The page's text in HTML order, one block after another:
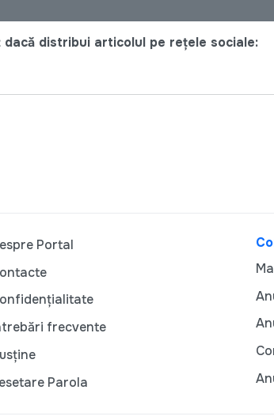
dacă distribui articolul pe rețele sociale:
LEX A INSTRUIT ACTIVIȘTI CIVICI ÎN
Portal
frecvente
Parola